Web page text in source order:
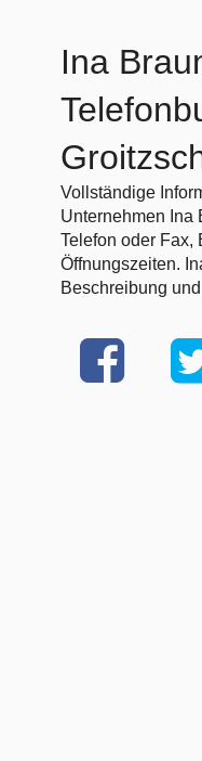
Ina
Vollständige
Unternehmen Ina
Telefon oder Fax,
Öffnungszeiten.
Beschreibung